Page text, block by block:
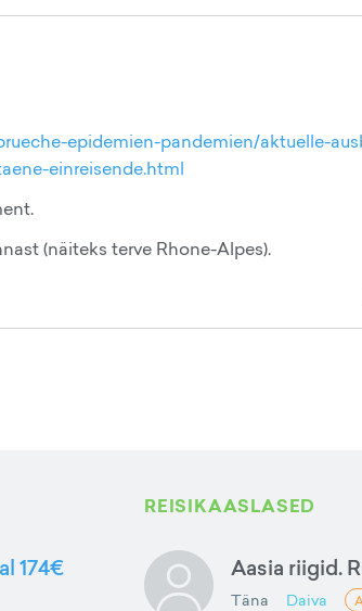
epidemien-pandemien/aktuelle-
einreisende.html
(näiteks terve Rhone-Alpes).
174€
REISIKAASLASED
Aasia riigid.
Täna Daiva